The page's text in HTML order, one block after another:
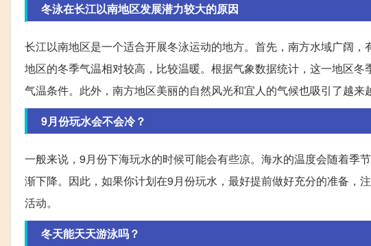
冬泳在长江以南地区发展潜力较大的原因
长江以南地区是一个适合开展冬泳运动的地方。首先，南方水域广阔
地区的冬季气温相对较高，比较温暖。根据气象数据统计，这一地区
气温条件。此外，南方地区美丽的自然风光和宜人的气候也吸引了越来
9月份玩水会不会冷？
一般来说，9月份下海玩水的时候可能会有些凉。海水的温度会随着季
渐下降。因此，如果你计划在9月份玩水，最好提前做好充分的准备，
活动。
冬天能天天游泳吗？